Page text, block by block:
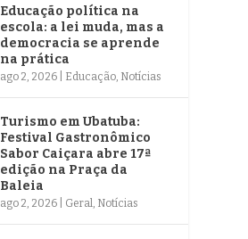
Educação política na
escola: a lei muda, mas a
democracia se aprende
na prática
ago 2, 2026 Educação, Notícias
Turismo em Ubatuba:
Festival Gastronômico
Sabor Caiçara abre 17ª
edição na Praça da
Baleia
ago 2, 2026 Geral, Notícias